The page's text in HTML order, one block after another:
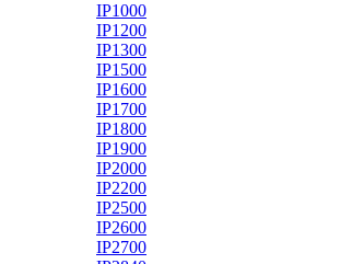
IP1000
IP1200
IP1300
IP1500
IP1600
IP1700
IP1800
IP1900
IP2000
IP2200
IP2500
IP2600
IP2700